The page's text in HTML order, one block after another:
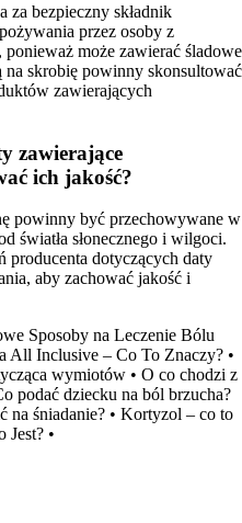
za bezpieczny składnik
przez osoby z
może zawierać śladowe
skrobię powinny skonsultować
zawierających
zawierające
ich jakość?
powinny być przechowywane w
światła słonecznego i wilgoci.
producenta dotyczących daty
aby zachować jakość i
Sposoby na Leczenie Bólu
All Inclusive – Co To Znaczy? •
wymiotów • O co chodzi z
podać dziecku na ból brzucha?
na śniadanie? • Kortyzol – co to
Jest? •